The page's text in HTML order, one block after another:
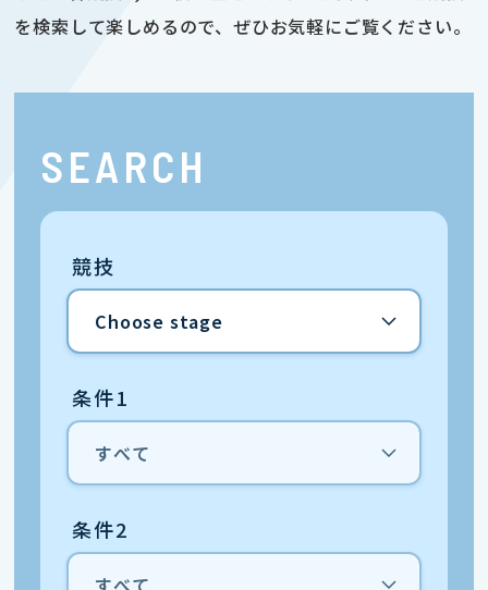
を検索して楽しめるので、ぜひお気軽にご覧ください。
SEARCH
競技
条件1
条件2